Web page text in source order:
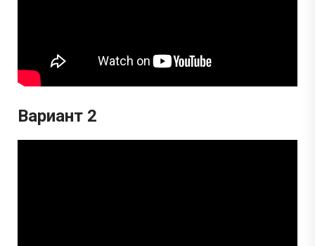
Вариант 2